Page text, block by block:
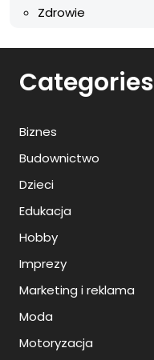
Zdrowie
Categories
Biznes
Budownictwo
Dzieci
Edukacja
Hobby
Imprezy
Marketing i reklama
Moda
Motoryzacja